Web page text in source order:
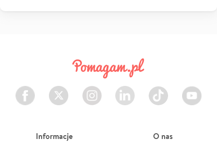
Facebook Twitter Instagram LinkedIn TikTok Youtube
Informacje O nas